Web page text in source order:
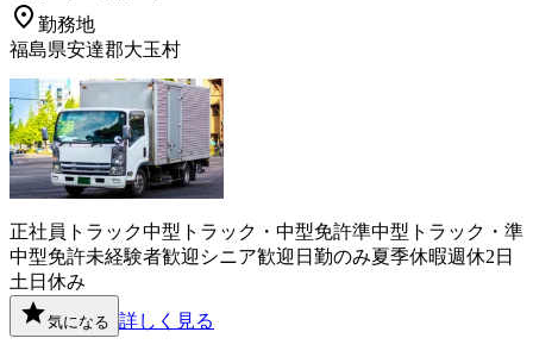
勤務地
福島県安達郡大玉村
正社員 トラック中型トラック・中型免許準中型トラック・準
中型免許未経験者歓迎 シニア歓迎 日勤のみ夏季休暇週休2日
土日休み
気になる 詳しく見る